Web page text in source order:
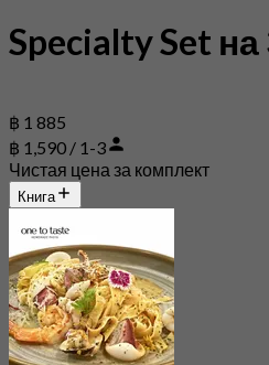
Specialty Set
฿ 1 885
฿ 1,590 / 1-3
Чистая цена за комплект
Книга